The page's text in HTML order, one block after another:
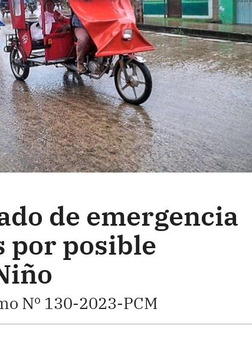
de emergencia
por posible
Nº 130-2023-PCM